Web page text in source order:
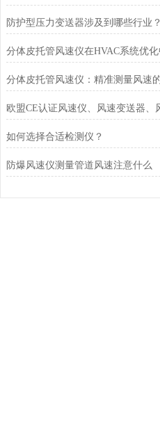
防护型压力变送器涉及到哪些行业？
如何选择合适检测仪？
防爆风速仪测量管道风速注意什么